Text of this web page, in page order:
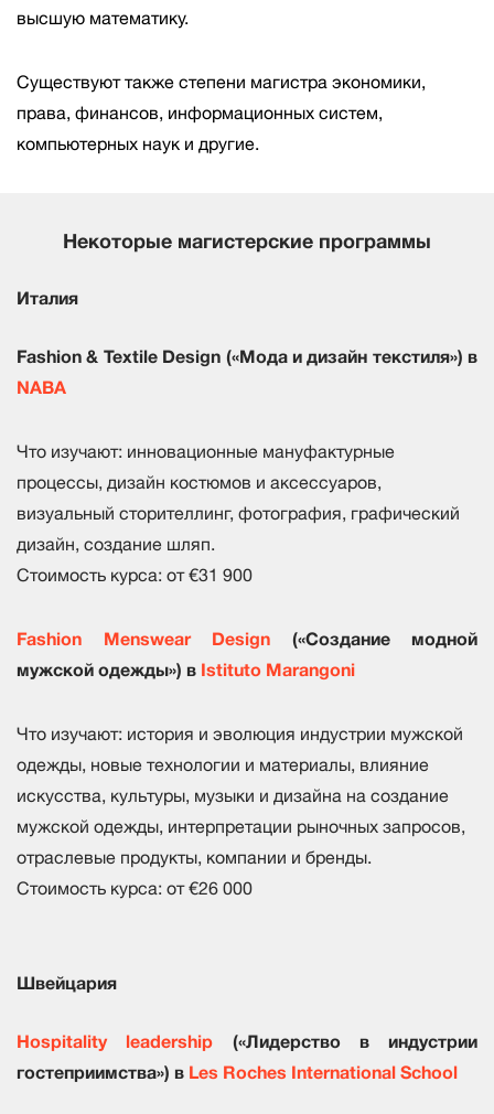
высшую математику.
Существуют также степени магистра экономики,
права, финансов, информационных систем,
компьютерных наук и другие.
Некоторые магистерские программы
Италия
Fashion & Textile Design («Мода и дизайн текстиля») в
NABA
Что изучают: инновационные мануфактурные
процессы, дизайн костюмов и аксессуаров,
визуальный сторителлинг, фотография, графический
дизайн, создание шляп.
Стоимость курса: от €31 900
Fashion Menswear Design («Создание модной
мужской одежды») в Istituto Marangoni
Что изучают: история и эволюция индустрии мужской
одежды, новые технологии и материалы, влияние
искусства, культуры, музыки и дизайна на создание
мужской одежды, интерпретации рыночных запросов,
отраслевые продукты, компании и бренды.
Стоимость курса: от €26 000
Швейцария
Hospitality leadership («Лидерство в индустрии
гостеприимства») в Les Roches International School